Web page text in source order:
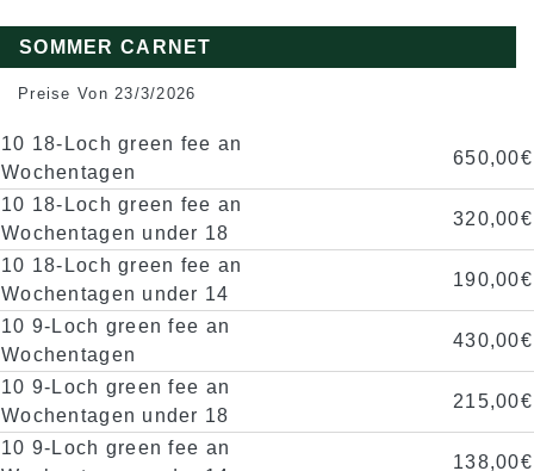
SOMMER CARNET
Preise Von 23/3/2026
10 18-Loch green fee an
Wochentagen
650,00€
10 18-Loch green fee an
Wochentagen under 18
320,00€
10 18-Loch green fee an
Wochentagen under 14
190,00€
10 9-Loch green fee an
Wochentagen
430,00€
10 9-Loch green fee an
Wochentagen under 18
215,00€
10 9-Loch green fee an
138,00€